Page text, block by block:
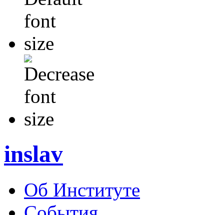
inslav
Об Институте